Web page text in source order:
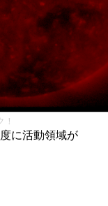
に活動領域が